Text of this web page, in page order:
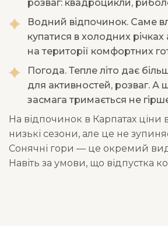
розваг: квадроцикли,
Водний відпочинок. Саме
купатися в холодних
на території комфортних
Погода. Тепле літо дає
для активностей, розваг. А
засмага тримається не
На відпочинок в Карпатах ціни
низькі сезони, але це не
Сонячні гори — це окремий
Навіть за умови, що відпустка